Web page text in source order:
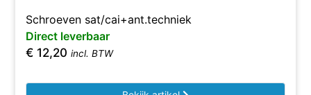
Schroeven sat/cai+ant.techniek
Direct leverbaar
€ 12,20 incl. BTW